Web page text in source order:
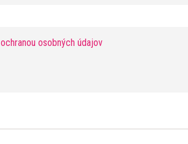
ochranou osobných údajov